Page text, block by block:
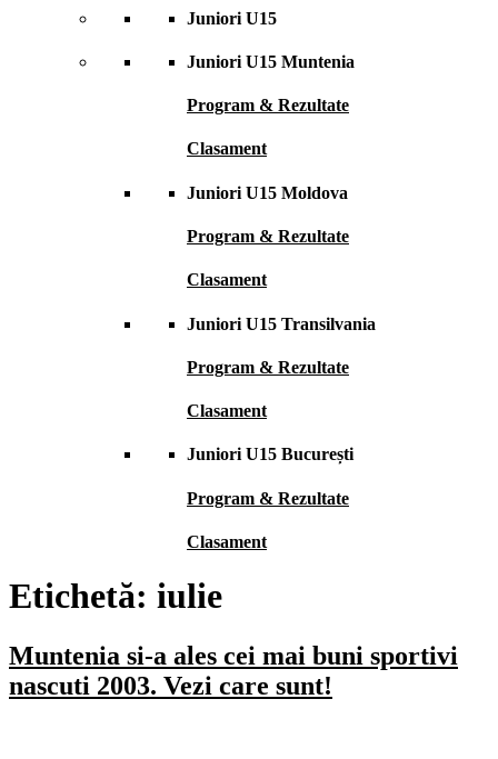
Juniori U15
Juniori U15 Muntenia
Program & Rezultate
Clasament
Juniori U15 Moldova
Program & Rezultate
Clasament
Juniori U15 Transilvania
Program & Rezultate
Clasament
Juniori U15 București
Program & Rezultate
Clasament
Etichetă: iulie
Muntenia si-a ales cei mai buni sportivi
nascuti 2003. Vezi care sunt!